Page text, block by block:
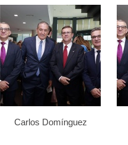
Carlos Domínguez